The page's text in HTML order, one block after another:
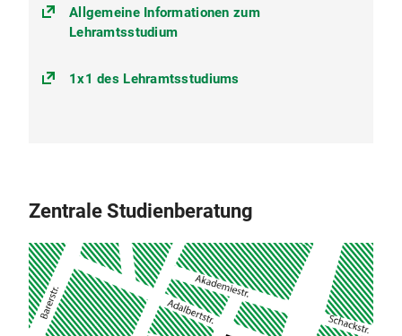
Allgemeine Informationen zum
Lehramtsstudium
1x1 des Lehramtsstudiums
Zentrale Studienberatung